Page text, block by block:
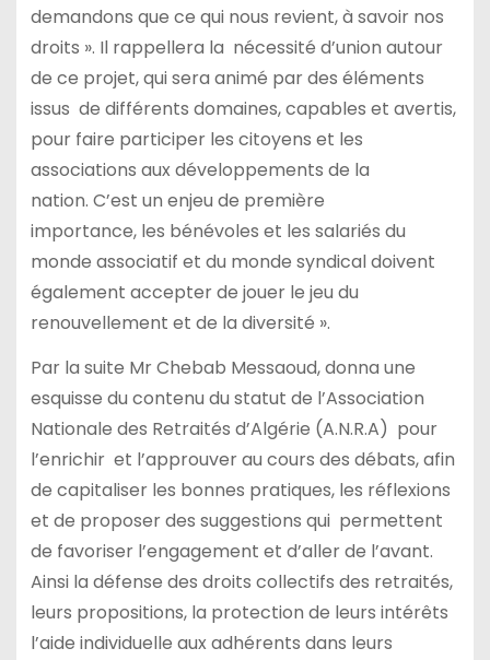
demandons que ce qui nous revient, à savoir nos
droits ». Il rappellera la nécessité d’union autour
de ce projet, qui sera animé par des éléments
issus de différents domaines, capables et avertis,
pour faire participer les citoyens et les
associations aux développements de la
nation. C’est un enjeu de première
importance, les bénévoles et les salariés du
monde associatif et du monde syndical doivent
également accepter de jouer le jeu du
renouvellement et de la diversité ».
Par la suite Mr Chebab Messaoud, donna une
esquisse du contenu du statut de l’Association
Nationale des Retraités d’Algérie (A.N.R.A) pour
l’enrichir et l’approuver au cours des débats, afin
de capitaliser les bonnes pratiques, les réflexions
et de proposer des suggestions qui permettent
de favoriser l’engagement et d’aller de l’avant.
Ainsi la défense des droits collectifs des retraités,
leurs propositions, la protection de leurs intérêts
l’aide individuelle aux adhérents dans leurs